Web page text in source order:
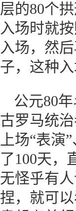
层的80个
入场时就
入场，然
子，这种
公元80
古罗马统
上场“表
了100天，
无怪乎有
捏，就可